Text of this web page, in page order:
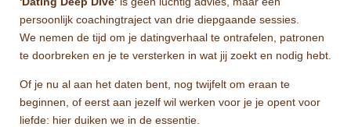
persoonlijk coachingtraject van drie diepgaande sessies.
We nemen de tijd om je datingverhaal te ontrafelen, patronen
te doorbreken en je te versterken in wat jij zoekt en nodig hebt.
Of je nu al aan het daten bent, nog twijfelt om eraan te
beginnen, of eerst aan jezelf wil werken voor je je opent voor
liefde: hier duiken we in de essentie.